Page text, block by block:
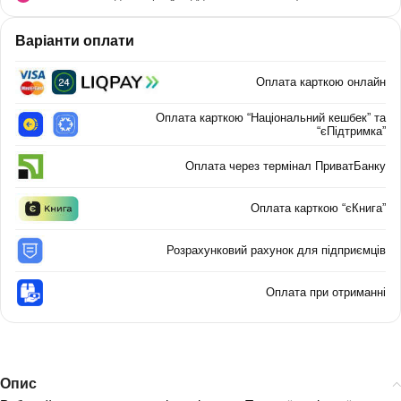
Варіанти оплати
Оплата карткою онлайн
Оплата карткою “Національний кешбек” та
“єПідтримка”
Оплата через термінал ПриватБанку
Оплата карткою “єКнига”
Розрахунковий рахунок для підприємців
Оплата при отриманні
Опис